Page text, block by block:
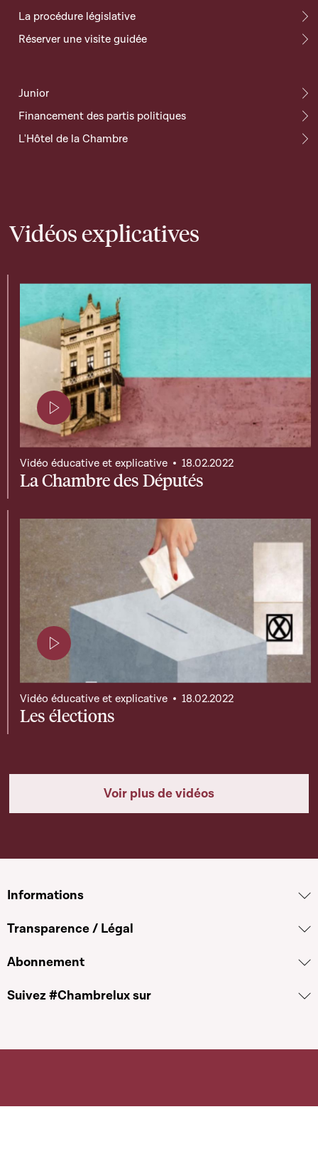
La procédure législative
Réserver une visite guidée
Junior
Financement des partis politiques
L'Hôtel de la Chambre
Vidéos explicatives
Page contenant une vidéo
La Chambre des Députés
Vidéo éducative et explicative 18.02.2022
Les élections
Vidéo éducative et explicative 18.02.2022
Voir plus de vidéos
Informations
Transparence / Légal
Abonnement
Suivez #Chambrelux sur